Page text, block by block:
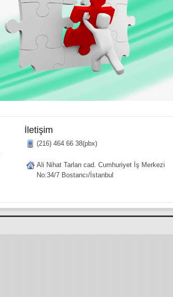
İletişim
(216) 464 66 38(pbx)
Ali Nihat Tarlan cad. Cumhuriyet İş Merkezi
No:34/7 Bostancı/İstanbul